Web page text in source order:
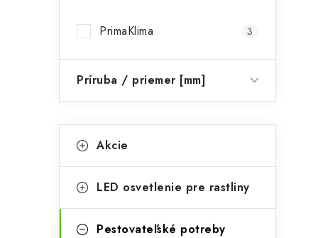
PrimaKlima 3
Príruba / priemer [mm]
kategórie
a
e
Akcie
LED osvetlenie pre rastliny
Pestovateľské potreby